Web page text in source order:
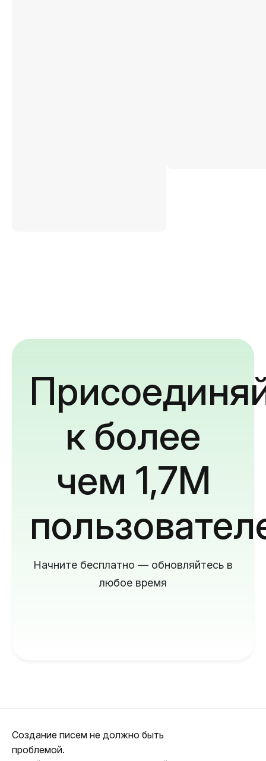
к более
чем 1,7M
Начните бесплатно — обновляйтесь в
любое время
Создание писем не должно быть
проблемой.